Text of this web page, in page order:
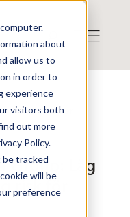
about
allow us to
in order to
experience
visitors both
out more
Policy.
be tracked
will be
preference
Disclaimer
AB:
Group: Låg
risk för